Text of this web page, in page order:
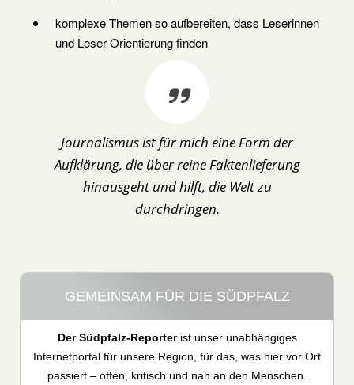
komplexe Themen so aufbereiten, dass Leserinnen
und Leser Orientierung finden
Journalismus ist für mich eine Form der
Aufklärung, die über reine Faktenlieferung
hinausgeht und hilft, die Welt zu
durchdringen.
GEMEINSAM FÜR DIE SÜDPFALZ
Der Südpfalz-Reporterist unser unabhängiges
Internetportal für unsere Region, für das, was hier vor Ort
passiert – offen, kritisch und nah an den Menschen.